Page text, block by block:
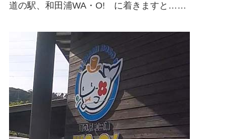
道の駅、和田浦WA・O! に着きますと……